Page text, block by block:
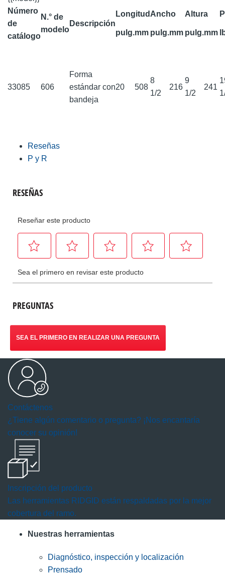
Número
de
catálogo
N.° de
modelo
Descripción
Longitud Ancho Altura
pulg.mm pulg.mm pulg.mm
33085 606
Forma
estándar con
bandeja
20 508
8
1/2
216
9
1/2
241
Reseñas
P y R
PREGUNTAS
SEA EL PRIMERO EN REALIZAR UNA PREGUNTA
Contáctenos
¿Tiene algún comentario o pregunta? ¡Nos encantaría
conocer su opinión!
Inscripción del producto
Las herramientas RIDGID están respaldadas por la mejor
cobertura del ramo.
Nuestras herramientas
Diagnóstico, inspección y localización
Prensado